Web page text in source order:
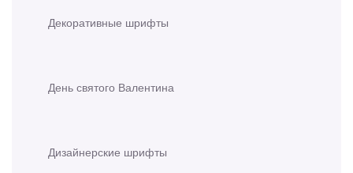
Декоративные шрифты
День святого Валентина
Дизайнерские шрифты